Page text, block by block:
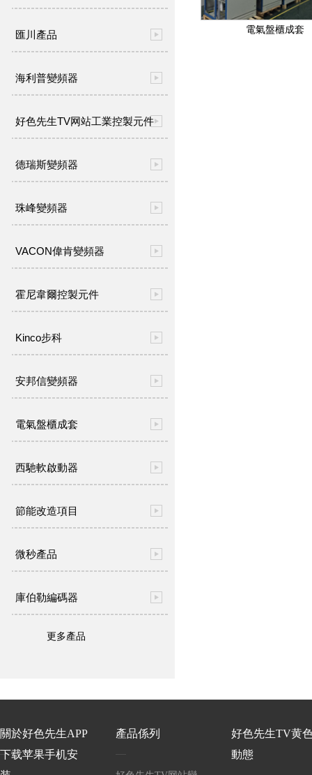
匯川產品
海利普變頻器
好色先生TV网站工業控製元件
德瑞斯變頻器
珠峰變頻器
VACON偉肯變頻器
霍尼韋爾控製元件
Kinco步科
安邦信變頻器
電氣盤櫃成套
西馳軟啟動器
節能改造項目
微秒產品
庫伯勒編碼器
更多產品
電氣盤櫃成套
關於好色先生APP
下载苹果手机安
產品係列
好色先生TV黄
動態